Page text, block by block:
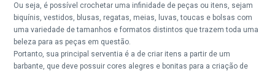
Ou seja, é possível crochetar uma infinidade de peças ou itens, sejam
biquínis, vestidos, blusas, regatas, meias, luvas, toucas e bolsas com
uma variedade de tamanhos e formatos distintos que trazem toda uma
beleza para as peças em questão.
Portanto, sua principal serventia é a de criar itens a partir de um
barbante, que deve possuir cores alegres e bonitas para a criação de